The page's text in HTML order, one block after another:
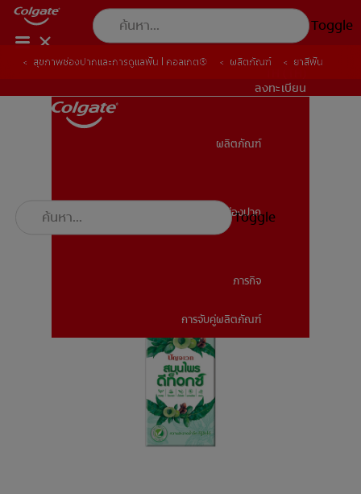
Toggle
ลงทะเบียน
ผลิตภัณฑ์
สุขภาพช่องปาก
ภารกิจ
การจับคู่ผลิตภัณฑ์
Toggle
สุขภาพช่องปากและการดูแลฟัน | คอลเกต® ผลิตภัณฑ์ ยาสีฟัน